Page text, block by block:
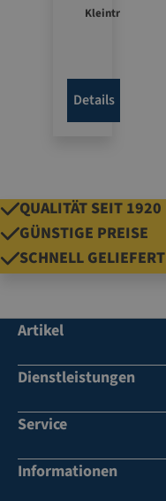
und
porte
r
Kleintr
2-teilig
für
Kleintr
Details
QUALITÄT SEIT 1920
GÜNSTIGE PREISE
SCHNELL GELIEFERT
Artikel
Dienstleistungen
Service
Informationen